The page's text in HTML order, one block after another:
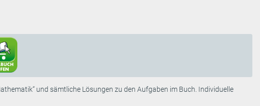
und sämtliche Lösungen zu den Aufgaben im Buch. Individuelle